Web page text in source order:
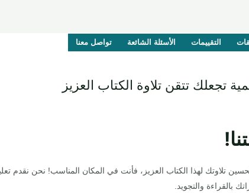
التقييمات الأسئلة الشائعة تواصل معنا
تجعلك تتقن تلاوة الكتاب العزيز
تلاوتك لهذا الكتاب العزيز، فأنت في المكان المناسب! نحن نقدم
بالقراءة والتجويد.